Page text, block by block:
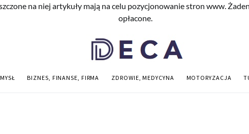
na niej artykuły mają na celu pozycjonowanie stron www.
opłacone.
BIZNES, FINANSE, FIRMA ZDROWIE, MEDYCYNA MOTORYZACJA